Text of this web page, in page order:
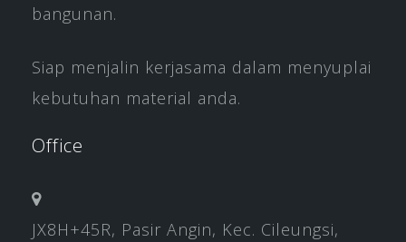
bangunan.
Siap menjalin kerjasama dalam menyuplai
kebutuhan material anda.
Office
JX8H+45R, Pasir Angin, Kec. Cileungsi,